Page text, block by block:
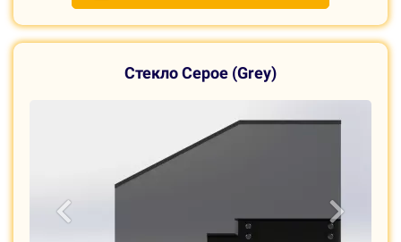
Стекло Серое (Grey)